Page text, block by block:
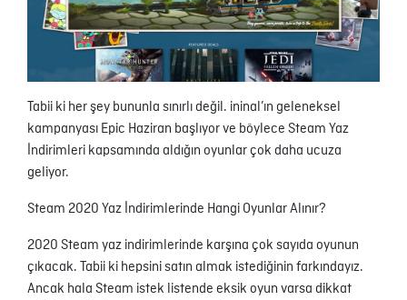
Tabii ki her şey bununla sınırlı değil. ininal’ın geleneksel
kampanyası Epic Haziran başlıyor ve böylece Steam Yaz
İndirimleri kapsamında aldığın oyunlar çok daha ucuza
geliyor.
Steam 2020 Yaz İndirimlerinde Hangi Oyunlar Alınır?
2020 Steam yaz indirimlerinde karşına çok sayıda oyunun
çıkacak. Tabii ki hepsini satın almak istediğinin farkındayız.
Ancak hala Steam istek listende eksik oyun varsa dikkat